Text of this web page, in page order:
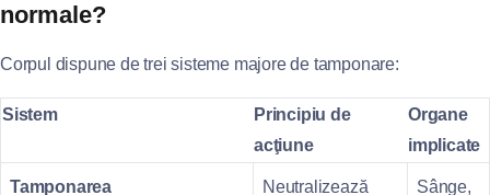
normale?
Corpul dispune de trei sisteme majore de tamponare:
Sistem
Principiu de
acţiune
Organe
implicate
Tamponarea
Neutralizează
Sânge,